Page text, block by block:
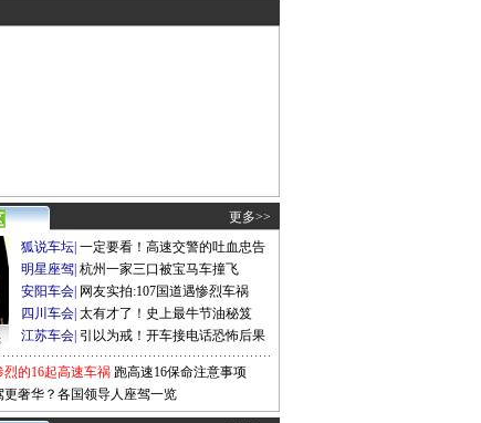
更多>>
狐说车坛 一定要看！高速交警的吐血忠告
明星座驾 杭州一家三口被宝马车撞飞
安阳车会 网友实拍:107国道遇惨烈车祸
四川车会 太有才了！史上最牛节油秘笈
江苏车会 引以为戒！开车接电话恐怖后果
烈的16起高速车祸 跑高速16保命注意事项
更奢华？各国领导人座驾一览